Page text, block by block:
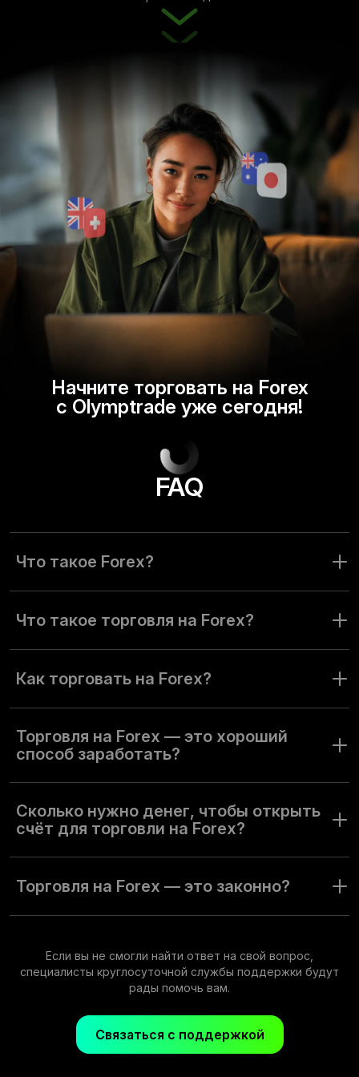
Начните торговать на Forex
с Olymptrade уже сегодня!
FAQ
Что такое Forex?
обмен. Это международный рынок, на котором институты
и частные инвесторы покупают и продают валюту.
Что такое торговля на Forex?
продаже валюты. Цель — заработать на изменении
валютного курса.
Как торговать на Forex?
торговую платформу и познакомиться с базовыми
принципами работы рынка. Olymptrade предлагает и то, и
другое. Olymptrade — это удобная платформа с
бесплатной базой знаний. Начать торговать на форекс с
Торговля на Forex — это хороший
способ заработать?
инвестиционной деятельности. Совершенствуйте
торговые навыки и следите за рынком, чтобы открывать
прибыльные сделки.
Сколько нужно денег, чтобы открыть
счёт для торговли на Forex?
на форекс. Минимальная сумма сделки — $1.
Торговля на Forex — это законно?
регулируемой площадке. Olymptrade — именно такая
платформа.
Если вы не смогли найти ответ на свой вопрос,
специалисты круглосуточной службы поддержки будут
рады помочь вам.
Связаться с поддержкой